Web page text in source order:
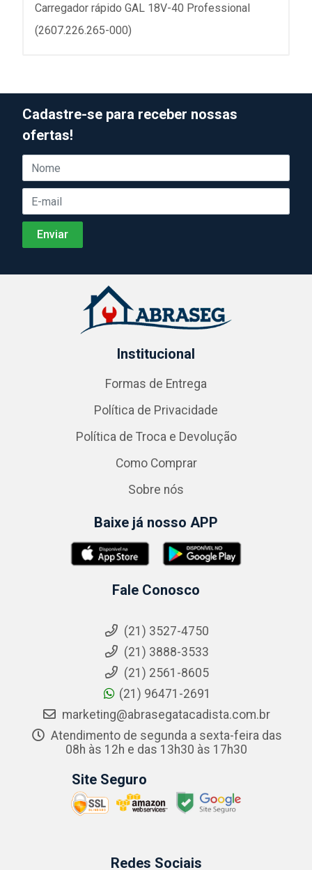
Carregador rápido GAL 18V-40 Professional
(2607.226.265-000)
Cadastre-se para receber nossas
ofertas!
Institucional
Formas de Entrega
Política de Privacidade
Política de Troca e Devolução
Como Comprar
Sobre nós
Baixe já nosso APP
Fale Conosco
(21) 3527-4750
(21) 3888-3533
(21) 2561-8605
(21) 96471-2691
marketing@abrasegatacadista.com.br
Atendimento de segunda a sexta-feira das
08h às 12h e das 13h30 às 17h30
Site Seguro
Redes Sociais